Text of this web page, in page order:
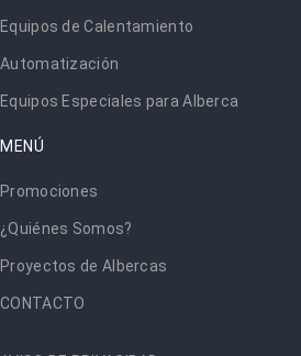
Equipos de Calentamiento
Automatización
Equipos Especiales para Alberca
MENÚ
Promociones
¿Quiénes Somos?
Proyectos de Albercas
CONTACTO